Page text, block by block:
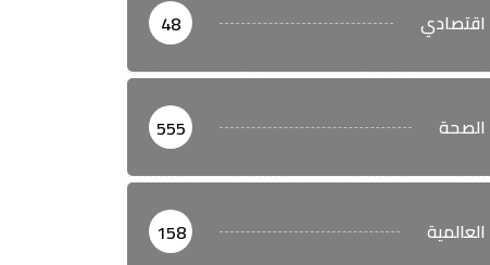
اقتصادي 48
الصحة 555
العالمية 158